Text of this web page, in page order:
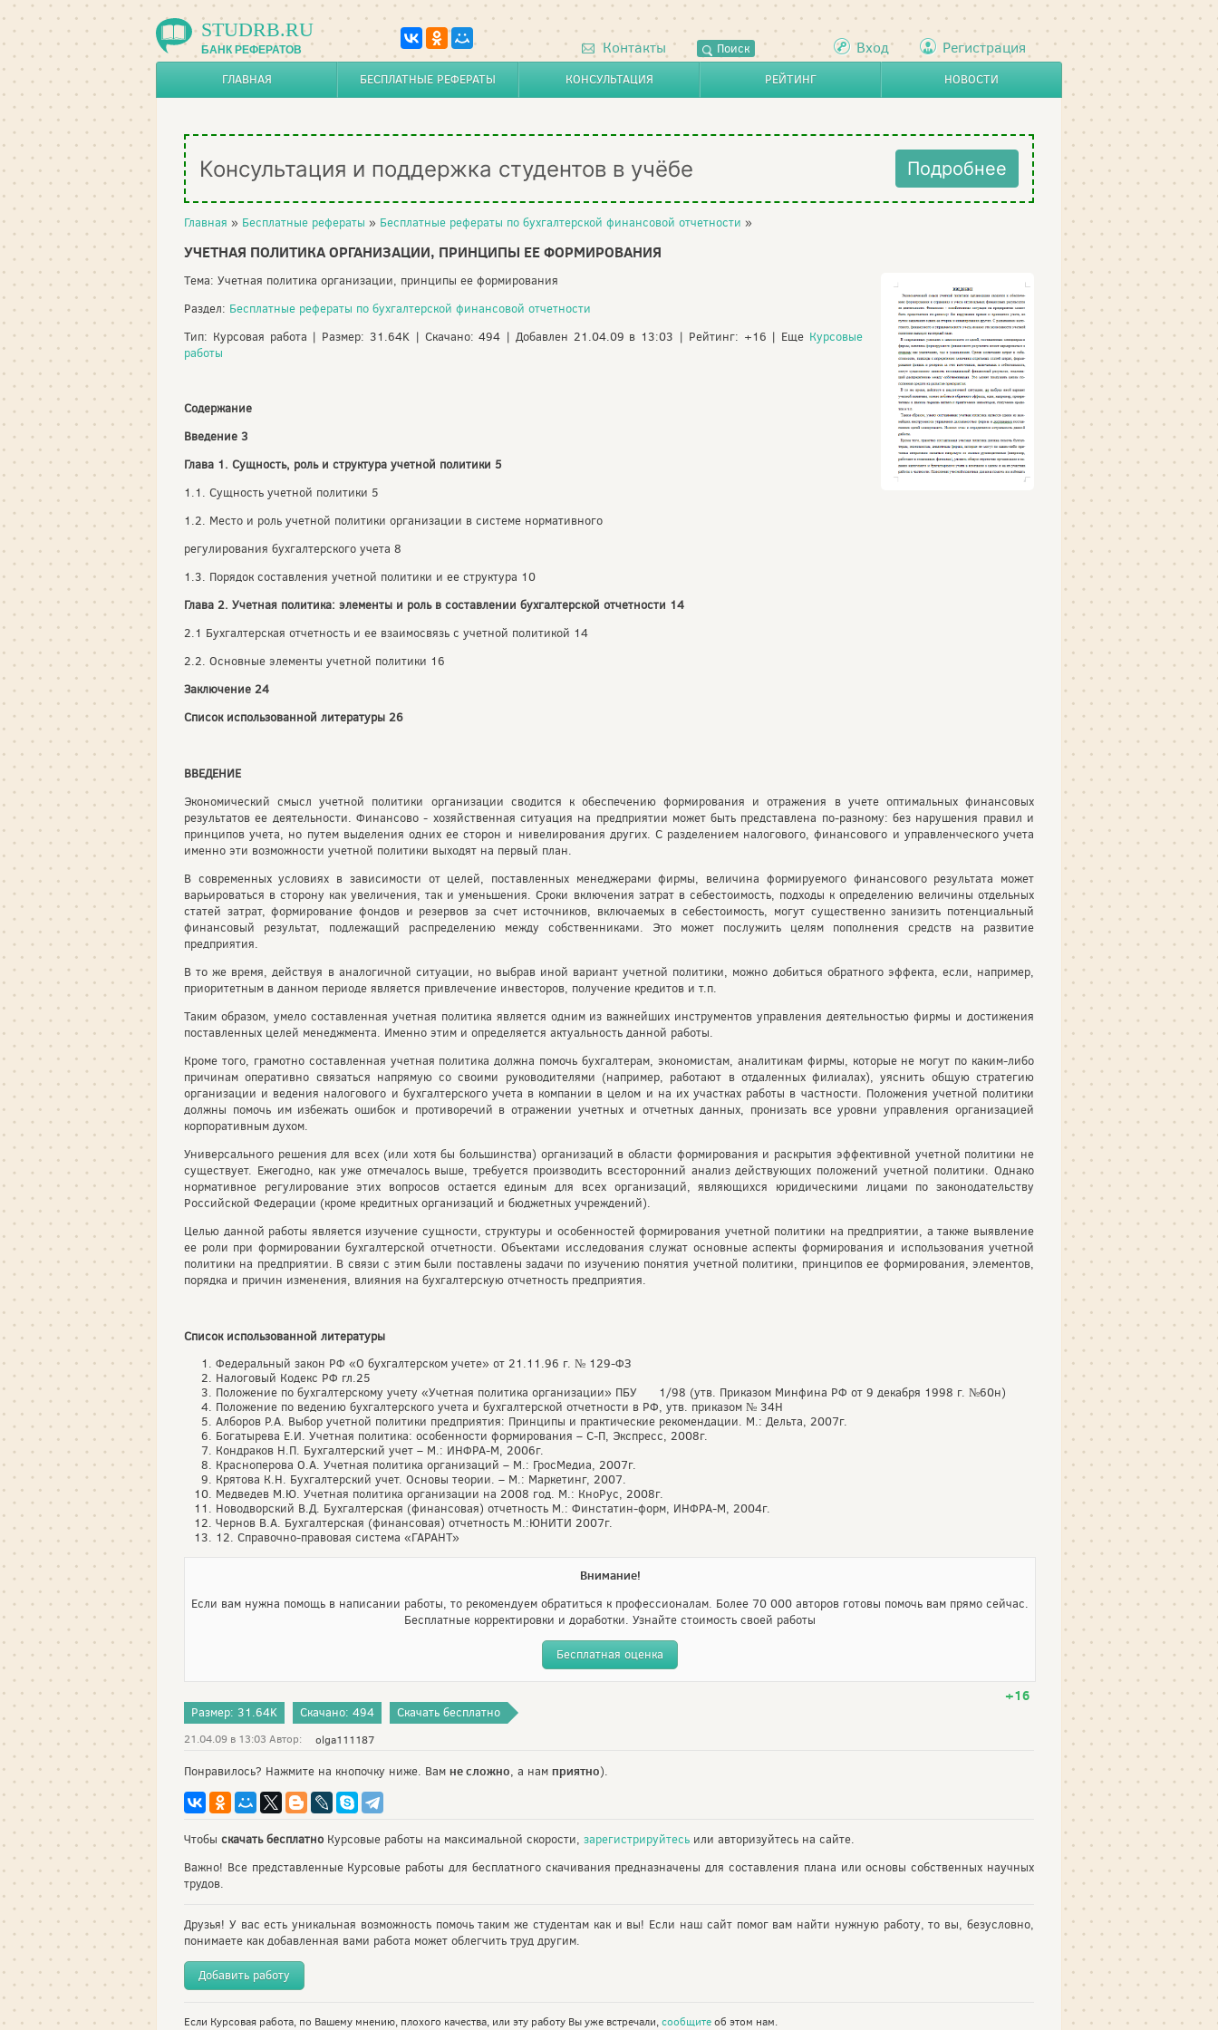
STUDRB.RU
БАНК РЕФЕРАТОВ Контакты Поиск Вход Регистрация
ГЛАВНАЯ БЕСПЛАТНЫЕ РЕФЕРАТЫ КОНСУЛЬТАЦИЯ РЕЙТИНГ НОВОСТИ
Консультация и поддержка студентов в учёбе Подробнее
Главная » Бесплатные рефераты » Бесплатные рефераты по бухгалтерской финансовой отчетности »
УЧЕТНАЯ ПОЛИТИКА ОРГАНИЗАЦИИ, ПРИНЦИПЫ ЕЕ ФОРМИРОВАНИЯ
Тема: Учетная политика организации, принципы ее формирования
Раздел: Бесплатные рефераты по бухгалтерской финансовой отчетности
Тип: Курсовая работа | Размер: 31.64K | Скачано: 494 | Добавлен 21.04.09 в 13:03 | Рейтинг: +16 | Еще Курсовые
работы
Содержание
Введение 3
Глава 1. Сущность, роль и структура учетной политики 5
1.1. Сущность учетной политики 5
1.2. Место и роль учетной политики организации в системе нормативного
регулирования бухгалтерского учета 8
1.3. Порядок составления учетной политики и ее структура 10
Глава 2. Учетная политика: элементы и роль в составлении бухгалтерской отчетности 14
2.1 Бухгалтерская отчетность и ее взаимосвязь с учетной политикой 14
2.2. Основные элементы учетной политики 16
Заключение 24
Список использованной литературы 26
ВВЕДЕНИЕ
Экономический смысл учетной политики организации сводится к обеспечению формирования и отражения в учете оптимальных финансовых
результатов ее деятельности. Финансово - хозяйственная ситуация на предприятии может быть представлена по-разному: без нарушения правил и
принципов учета, но путем выделения одних ее сторон и нивелирования других. С разделением налогового, финансового и управленческого учета
именно эти возможности учетной политики выходят на первый план.
В современных условиях в зависимости от целей, поставленных менеджерами фирмы, величина формируемого финансового результата может
варьироваться в сторону как увеличения, так и уменьшения. Сроки включения затрат в себестоимость, подходы к определению величины отдельных
статей затрат, формирование фондов и резервов за счет источников, включаемых в себестоимость, могут существенно занизить потенциальный
финансовый результат, подлежащий распределению между собственниками. Это может послужить целям пополнения средств на развитие
предприятия.
В то же время, действуя в аналогичной ситуации, но выбрав иной вариант учетной политики, можно добиться обратного эффекта, если, например,
приоритетным в данном периоде является привлечение инвесторов, получение кредитов и т.п.
Таким образом, умело составленная учетная политика является одним из важнейших инструментов управления деятельностью фирмы и достижения
поставленных целей менеджмента. Именно этим и определяется актуальность данной работы.
Кроме того, грамотно составленная учетная политика должна помочь бухгалтерам, экономистам, аналитикам фирмы, которые не могут по каким-либо
причинам оперативно связаться напрямую со своими руководителями (например, работают в отдаленных филиалах), уяснить общую стратегию
организации и ведения налогового и бухгалтерского учета в компании в целом и на их участках работы в частности. Положения учетной политики
должны помочь им избежать ошибок и противоречий в отражении учетных и отчетных данных, пронизать все уровни управления организацией
корпоративным духом.
Универсального решения для всех (или хотя бы большинства) организаций в области формирования и раскрытия эффективной учетной политики не
существует. Ежегодно, как уже отмечалось выше, требуется производить всесторонний анализ действующих положений учетной политики. Однако
нормативное регулирование этих вопросов остается единым для всех организаций, являющихся юридическими лицами по законодательству
Российской Федерации (кроме кредитных организаций и бюджетных учреждений).
Целью данной работы является изучение сущности, структуры и особенностей формирования учетной политики на предприятии, а также выявление
ее роли при формировании бухгалтерской отчетности. Объектами исследования служат основные аспекты формирования и использования учетной
политики на предприятии. В связи с этим были поставлены задачи по изучению понятия учетной политики, принципов ее формирования, элементов,
порядка и причин изменения, влияния на бухгалтерскую отчетность предприятия.
Список использованной литературы
Федеральный закон РФ «О бухгалтерском учете» от 21.11.96 г. № 129-ФЗ
Налоговый Кодекс РФ гл.25
Положение по бухгалтерскому учету «Учетная политика организации» ПБУ 1/98 (утв. Приказом Минфина РФ от 9 декабря 1998 г. №60н)
Положение по ведению бухгалтерского учета и бухгалтерской отчетности в РФ, утв. приказом № 34Н
Алборов Р.А. Выбор учетной политики предприятия: Принципы и практические рекомендации. М.: Дельта, 2007г.
Богатырева Е.И. Учетная политика: особенности формирования – С-П, Экспресс, 2008г.
Кондраков Н.П. Бухгалтерский учет – М.: ИНФРА-М, 2006г.
Красноперова О.А. Учетная политика организаций – М.: ГросМедиа, 2007г.
Крятова К.Н. Бухгалтерский учет. Основы теории. – М.: Маркетинг, 2007.
Медведев М.Ю. Учетная политика организации на 2008 год. М.: КноРус, 2008г.
Новодворский В.Д. Бухгалтерская (финансовая) отчетность М.: Финстатин-форм, ИНФРА-М, 2004г.
Чернов В.А. Бухгалтерская (финансовая) отчетность М.:ЮНИТИ 2007г.
12. Справочно-правовая система «ГАРАНТ»
Внимание!
Если вам нужна помощь в написании работы, то рекомендуем обратиться к профессионалам. Более 70 000 авторов готовы помочь вам прямо сейчас.
Бесплатные корректировки и доработки. Узнайте стоимость своей работы
Бесплатная оценка
+16
Размер: 31.64K Скачано: 494 Скачать бесплатно
21.04.09 в 13:03 Автор: olga111187
Понравилось? Нажмите на кнопочку ниже. Вам не сложно, а нам приятно).
Чтобы скачать бесплатно Курсовые работы на максимальной скорости, зарегистрируйтесь или авторизуйтесь на сайте.
Важно! Все представленные Курсовые работы для бесплатного скачивания предназначены для составления плана или основы собственных научных
трудов.
Друзья! У вас есть уникальная возможность помочь таким же студентам как и вы! Если наш сайт помог вам найти нужную работу, то вы, безусловно,
понимаете как добавленная вами работа может облегчить труд другим.
Добавить работу
Если Курсовая работа, по Вашему мнению, плохого качества, или эту работу Вы уже встречали,сообщитеоб этом нам.